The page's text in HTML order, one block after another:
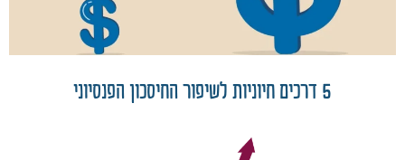
5 דרכים חיוניות לשיפור החיסכון הפנסיוני